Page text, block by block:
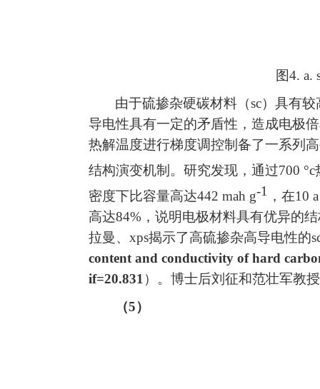
图4. a.
由于硫掺杂硬碳材料（sc）具有
导电性具有一定的矛盾性，造成电极
热解温度进行梯度调控制备了一系列
结构演变机制。研究发现，通过700 °c
密度下比容量高达442 mah g-1 ，在10
高达84% ，说明电极材料具有优异的
拉曼、 xps揭示了高硫掺杂高导电性的
content and conductivity of hard
if=20.831）。博士后刘征和范壮军教
（5）